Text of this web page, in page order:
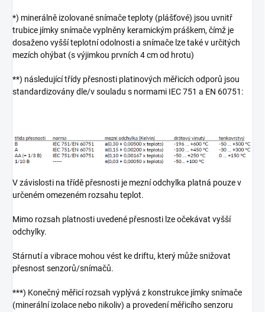
*) minerálně izolované snímače teploty (plášťové) jsou uvnitř
trubice jímky snímače vyplněny keramickým práškem, čímž je
dosaženo vyšší teplotní odolnosti a snímače lze také v určitých
mezích ohýbat (s výjimkou prvních 4 cm od hrotu)
**) následující třídy přesnosti platinových měřicích odporů jsou
standardizovány dle/v souladu s normami IEC 751 a EN 60751:
V závislosti na třídě přesnosti je mezní odchylka platná pouze v
určeném omezeném rozsahu teplot.
Mimo rozsah platnosti uvedené přesnosti lze očekávat vyšší
odchylky.
Stárnutí a vibrace mohou vést ke driftu, který může snižovat
přesnost senzorů/snímačů.
***) Konečný měřicí rozsah vyplývá z konstrukce jímky snímače
(minerální izolace nebo nikoliv) a provedení měřicího senzoru